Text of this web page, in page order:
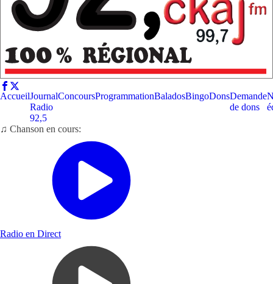
AccueilJournal
Radio
92,5
ConcoursProgrammationBaladosBingoDonsDemande
de dons
♫ Chanson en cours:
Radio en Direct